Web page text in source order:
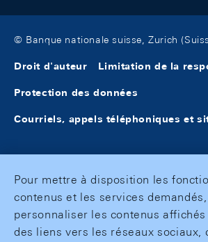
© Banque nationale suisse, Zurich
Droit d'auteur Limitation de la
Protection des données
Courriels, appels téléphoniques et
Pour mettre à disposition les
contenus et les services demandés,
personnaliser les contenus
des liens vers les réseaux sociaux,